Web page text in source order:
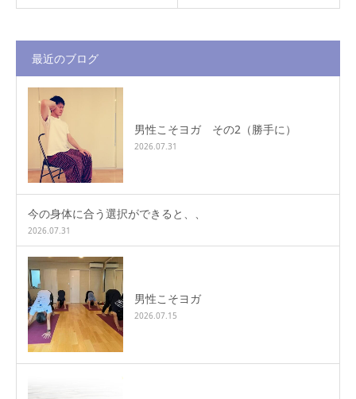
最近のブログ
男性こそヨガ その2（勝手に）
2026.07.31
今の身体に合う選択ができると、、
2026.07.31
男性こそヨガ
2026.07.15